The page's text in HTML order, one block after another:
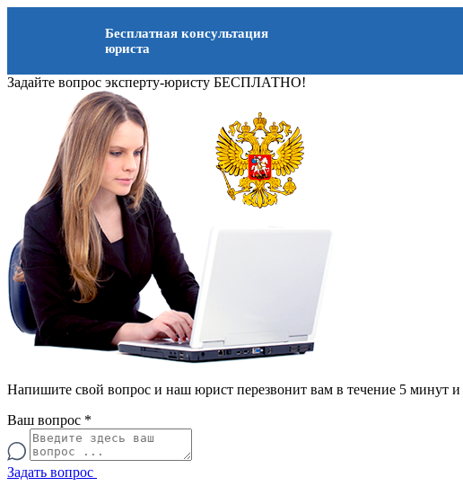
Бесплатная консультация
юриста
Задайте вопрос эксперту-юристу БЕСПЛАТНО!
Напишите свой вопрос и наш юрист перезвонит вам в течение 5 минут и
Ваш вопрос *
Задать вопрос